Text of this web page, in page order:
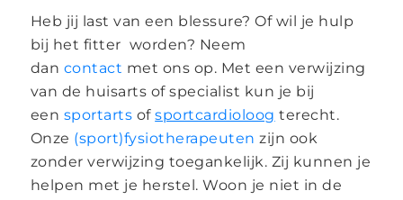
Heb jij last van een blessure? Of wil je hulp
bij het fitter worden? Neem
dan contact met ons op. Met een verwijzing
van de huisarts of specialist kun je bij
een sportarts ofsportcardioloog terecht.
Onze (sport)fysiotherapeuten zijn ook
zonder verwijzing toegankelijk. Zij kunnen je
helpen met je herstel. Woon je niet in de